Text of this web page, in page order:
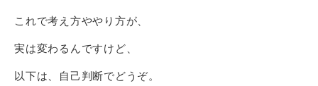
これで考え方ややり方が、
実は変わるんですけど、
以下は、自己判断でどうぞ。